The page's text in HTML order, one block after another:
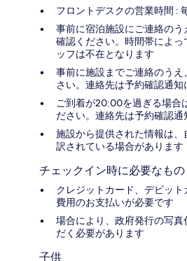
フロントデスクの営業時間 :
事前に宿泊施設にご連絡の
確認ください。時間帯によ
ッフは不在となります
事前に施設までご連絡のう
さい。連絡先は予約確認通
ご到着が20:00を過ぎる場合
ださい。連絡先は予約確認
施設から提供された情報は
訳されている場合があります
チェックイン時に必要なもの
クレジットカード、デビッ
費用のお支払いが必要です
場合により、政府発行の写
だく必要があります
子供